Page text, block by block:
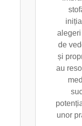
de
și
au
unor